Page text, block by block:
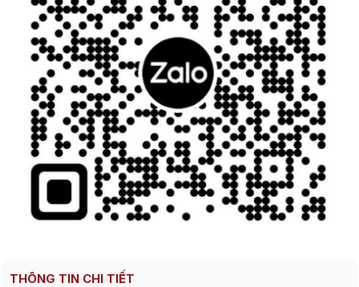
THÔNG TIN CHI TIẾT